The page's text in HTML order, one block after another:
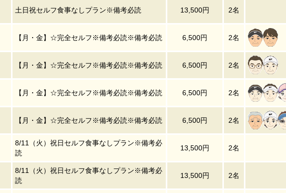
土日祝セルフ食事なしプラン※備考必読 13,500円 2名
【月・金】☆完全セルフ※備考必読※備考必読 6,500円 2名
【月・金】☆完全セルフ※備考必読※備考必読 6,500円 2名
【月・金】☆完全セルフ※備考必読※備考必読 6,500円 2名
【月・金】☆完全セルフ※備考必読※備考必読 6,500円 2名
8/11（火）祝日セルフ食事なしプラン※備考必
読
13,500円 2名
8/11（火）祝日セルフ食事なしプラン※備考必
読
13,500円 2名